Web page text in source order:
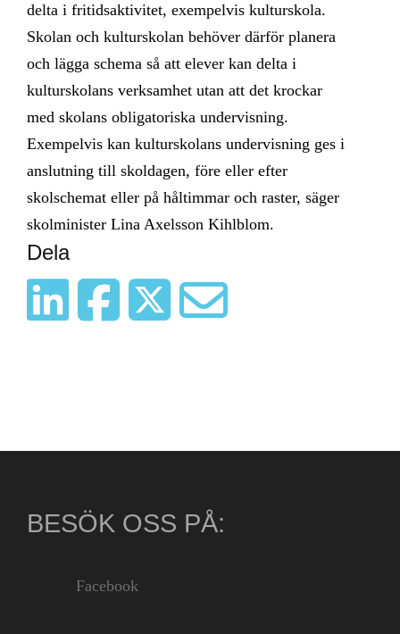
delta i fritidsaktivitet, exempelvis kulturskola.
Skolan och kulturskolan behöver därför planera
och lägga schema så att elever kan delta i
kulturskolans verksamhet utan att det krockar
med skolans obligatoriska undervisning.
Exempelvis kan kulturskolans undervisning ges i
anslutning till skoldagen, före eller efter
skolschemat eller på håltimmar och raster, säger
skolminister Lina Axelsson Kihlblom.
Dela
BESÖK OSS PÅ:
Facebook